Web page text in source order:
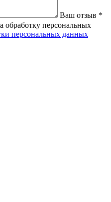
Ваш отзыв *
обработку персональных
персональных данных